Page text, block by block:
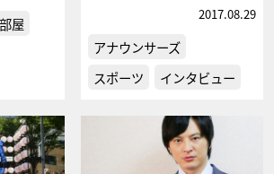
屋
2017.08.29
アナウンサーズ
スポーツ
インタビュー